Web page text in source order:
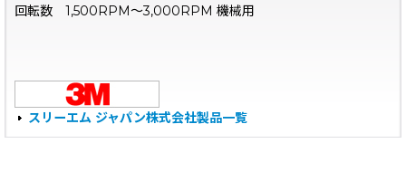
回転数 1,500RPM〜3,000RPM 機械用
スリーエム ジャパン株式会社製品一覧